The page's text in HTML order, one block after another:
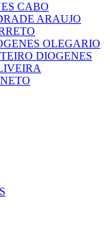
CABO
ARAUJO
OLEGARIO
DIOGENES